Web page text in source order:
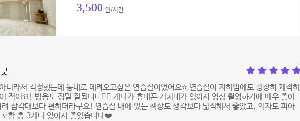
3,500 원/시간
니라서 걱정했는데 동네로 데려오고싶은 연습실이었어요⭐️ 연습실이 지하임에도 굉장히 쾌적하
적어요! 방음도 정말 잘됩니다👍🏻 게다가 휴대폰 거치대가 있어서 영상 촬영하기에 매우 좋아
삼각대보다 편하더라구요! 연습실 내에 있는 책상도 생각보다 넓직해서 좋았고, 의자도 피아
포함 총 3개나 있어서 좋았습니다❤️